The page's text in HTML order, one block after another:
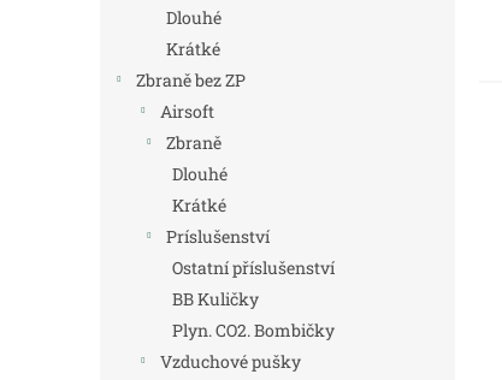
Dlouhé
Krátké
Zbraně bez ZP
Airsoft
Zbraně
Dlouhé
Krátké
Príslušenství
Ostatní příslušenství
BB Kuličky
Plyn. CO2. Bombičky
Vzduchové pušky